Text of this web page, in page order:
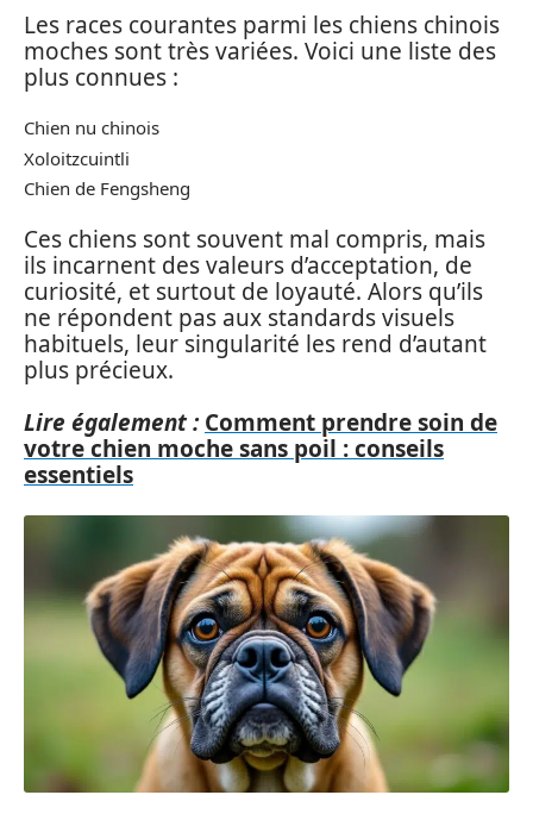
Les races courantes parmi les chiens chinois
moches sont très variées. Voici une liste des
plus connues :
Chien nu chinois
Xoloitzcuintli
Chien de Fengsheng
Ces chiens sont souvent mal compris, mais
ils incarnent des valeurs d’acceptation, de
curiosité, et surtout de loyauté. Alors qu’ils
ne répondent pas aux standards visuels
habituels, leur singularité les rend d’autant
plus précieux.
Lire également : Comment prendre soin de
votre chien moche sans poil : conseils
essentiels